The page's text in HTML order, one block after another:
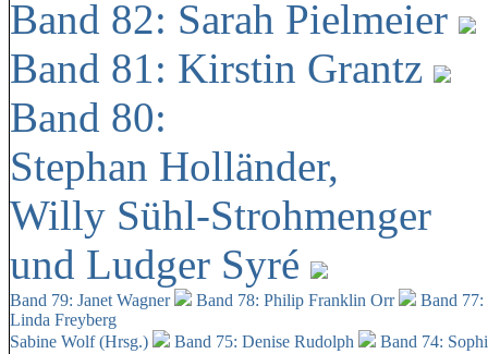
Band 82: Sarah Pielmeier
Band 81: Kirstin Grantz
Band 80:
Stephan Holländer,
Willy Sühl-Strohmenger
und Ludger Syré
Band 79: Janet Wagner Band 78: Philip Franklin Orr
Band
Linda Freyberg
Sabine Wolf (Hrsg.)
Band 75: Denise Rudolph
Band 74: